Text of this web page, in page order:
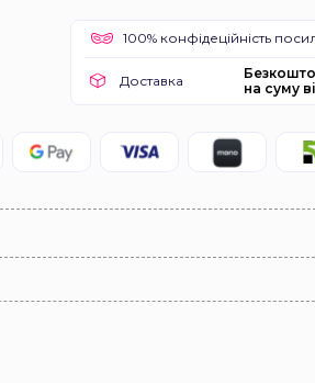
100% конфідеційність
Доставка
на суму